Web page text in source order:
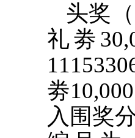
头奖
礼劵
劵
入围奖